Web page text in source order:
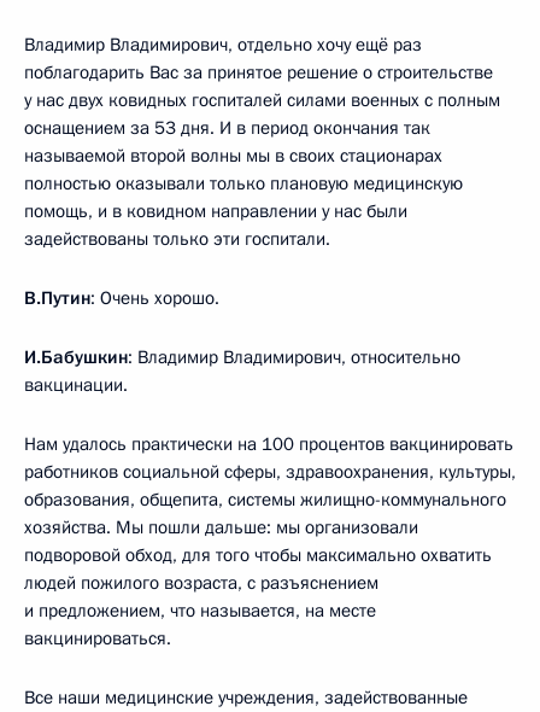
Владимир Владимирович, отдельно хочу ещё раз
поблагодарить Вас за принятое решение о строительстве
у нас двух ковидных госпиталей силами военных с полным
оснащением за 53 дня. И в период окончания так
называемой второй волны мы в своих стационарах
полностью оказывали только плановую медицинскую
помощь, и в ковидном направлении у нас были
задействованы только эти госпитали.
В.Путин: Очень хорошо.
И.Бабушкин: Владимир Владимирович, относительно
вакцинации.
Нам удалось практически на 100 процентов вакцинировать
работников социальной сферы, здравоохранения, культуры,
образования, общепита, системы жилищно-коммунального
хозяйства. Мы пошли дальше: мы организовали
подворовой обход, для того чтобы максимально охватить
людей пожилого возраста, с разъяснением
и предложением, что называется, на месте
вакцинироваться.
Все наши медицинские учреждения, задействованные